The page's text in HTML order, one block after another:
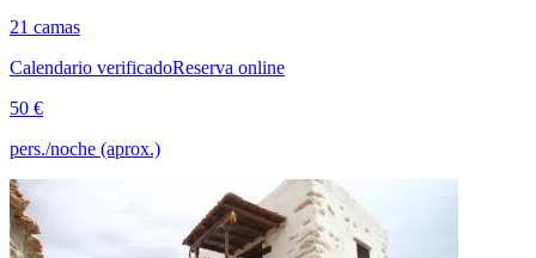
21 camas
Calendario verificadoReserva online
50 €
pers./noche (aprox.)